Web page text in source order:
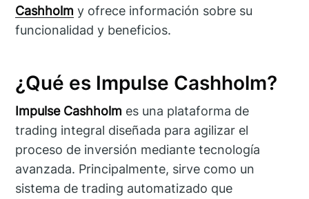
Cashholm y ofrece información sobre su
funcionalidad y beneficios.
¿Qué es Impulse Cashholm?
Impulse Cashholm es una plataforma de
trading integral diseñada para agilizar el
proceso de inversión mediante tecnología
avanzada. Principalmente, sirve como un
sistema de trading automatizado que